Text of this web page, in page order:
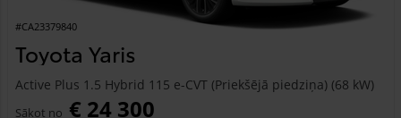
#CA23379840
Toyota Yaris
Active Plus 1.5 Hybrid 115 e-CVT (Priekšējā piedziņa) (68 kW)
Sākot no € 24 300